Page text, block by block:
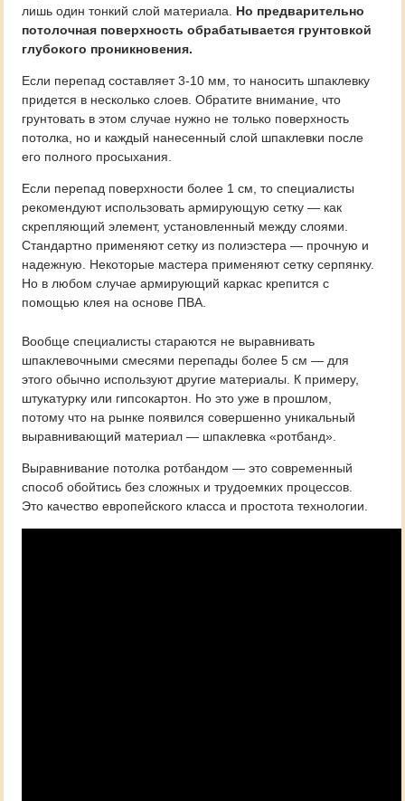
лишь один тонкий слой материала. Но предварительно
потолочная поверхность обрабатывается грунтовкой
глубокого проникновения.
Если перепад составляет 3-10 мм, то наносить шпаклевку
придется в несколько слоев. Обратите внимание, что
грунтовать в этом случае нужно не только поверхность
потолка, но и каждый нанесенный слой шпаклевки после
его полного просыхания.
Если перепад поверхности более 1 см, то специалисты
рекомендуют использовать армирующую сетку — как
скрепляющий элемент, установленный между слоями.
Стандартно применяют сетку из полиэстера — прочную и
надежную. Некоторые мастера применяют сетку серпянку.
Но в любом случае армирующий каркас крепится с
помощью клея на основе ПВА.
Вообще специалисты стараются не выравнивать
шпаклевочными смесями перепады более 5 см — для
этого обычно используют другие материалы. К примеру,
штукатурку или гипсокартон. Но это уже в прошлом,
потому что на рынке появился совершенно уникальный
выравнивающий материал — шпаклевка «ротбанд».
Выравнивание потолка ротбандом — это современный
способ обойтись без сложных и трудоемких процессов.
Это качество европейского класса и простота технологии.